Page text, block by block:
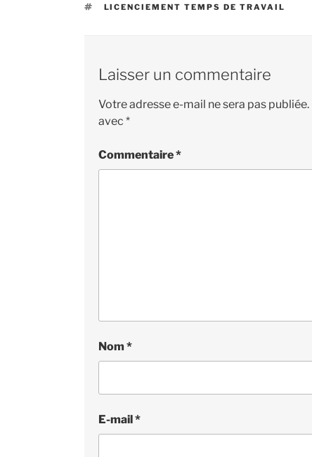
ÉTIQUETTES
LICENCIEMENT TEMPS DE TRAVAIL
Laisser un commentaire
Votre adresse e-mail ne sera pas publiée.
avec *
Commentaire*
Nom *
E-mail*